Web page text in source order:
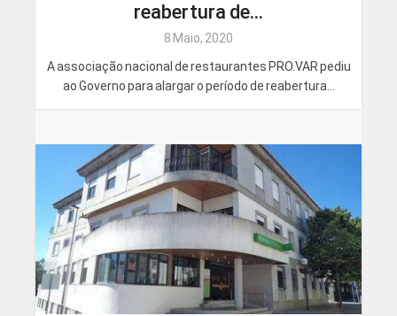
reabertura de...
8 Maio, 2020
A associação nacional de restaurantes PRO.VAR pediu
ao Governo para alargar o período de reabertura...